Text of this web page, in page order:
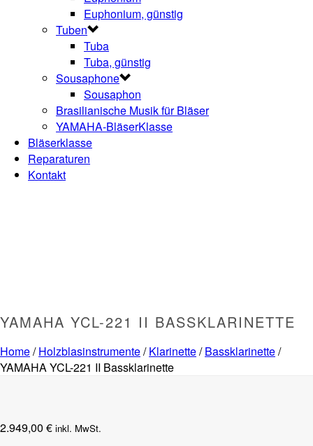
Euphonium, günstig
Tuben
Tuba
Tuba, günstig
Sousaphone
Sousaphon
Brasilianische Musik für Bläser
YAMAHA-BläserKlasse
Bläserklasse
Reparaturen
Kontakt
YAMAHA YCL-221 II BASSKLARINETTE
Home/Holzblasinstrumente/Klarinette/Bassklarinette/
YAMAHA YCL-221 II Bassklarinette
2.949,00 € inkl. MwSt.